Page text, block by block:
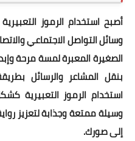
أصبح استخدام الرموز
وسائل التواصل الاجتماعي
الصغيرة المعبرة لمسة مرحة
بنقل المشاعر والرسائل
استخدام الرموز التعبيرية
وسيلة ممتعة وجذابة لتعزيز
إلى صورك.